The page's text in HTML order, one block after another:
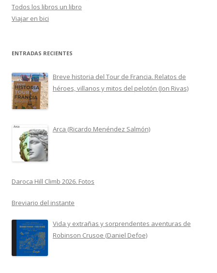
Todos los libros un libro
Viajar en bici
ENTRADAS RECIENTES
Breve historia del Tour de Francia. Relatos de
héroes, villanos y mitos del pelotón (Jon Rivas)
Arca (Ricardo Menéndez Salmón)
Daroca Hill Climb 2026. Fotos
Breviario del instante
Vida y extrañas y sorprendentes aventuras de
Robinson Crusoe (Daniel Defoe)